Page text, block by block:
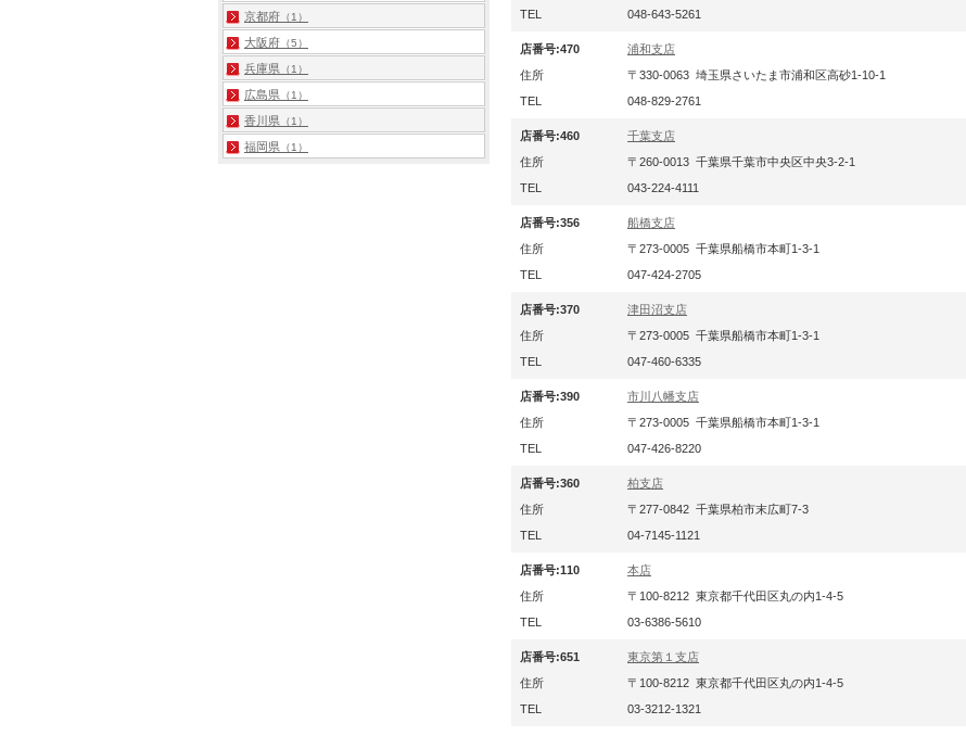
TEL
048-643-5261
店番号:470
浦和支店
住所
〒330-0063 埼玉県さいたま市浦和区高砂1-10-1
TEL
048-829-2761
店番号:460
千葉支店
住所
〒260-0013 千葉県千葉市中央区中央3-2-1
TEL
043-224-4111
店番号:356
船橋支店
住所
〒273-0005 千葉県船橋市本町1-3-1
TEL
047-424-2705
店番号:370
津田沼支店
住所
〒273-0005 千葉県船橋市本町1-3-1
TEL
047-460-6335
店番号:390
市川八幡支店
住所
〒273-0005 千葉県船橋市本町1-3-1
TEL
047-426-8220
店番号:360
柏支店
住所
〒277-0842 千葉県柏市末広町7-3
TEL
04-7145-1121
店番号:110
本店
住所
〒100-8212 東京都千代田区丸の内1-4-5
TEL
03-6386-5610
店番号:651
東京第１支店
住所
〒100-8212 東京都千代田区丸の内1-4-5
TEL
03-3212-1321
京都府 （1）
大阪府 （5）
兵庫県 （1）
広島県 （1）
香川県 （1）
福岡県 （1）